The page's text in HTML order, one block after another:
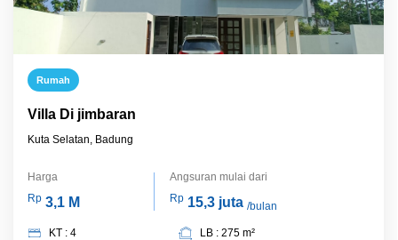
Rumah
Villa Di jimbaran
Kuta Selatan, Badung
Harga
Rp 3,1 M
Angsuran mulai dari
Rp 15,3 juta /bulan
KT : 4
LB : 275 m²